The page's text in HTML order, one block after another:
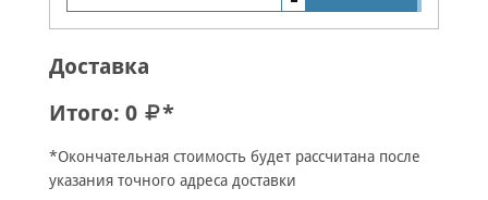
Доставка
Итого: 0 *
*Окончательная стоимость будет рассчитана после
указания точного адреса доставки